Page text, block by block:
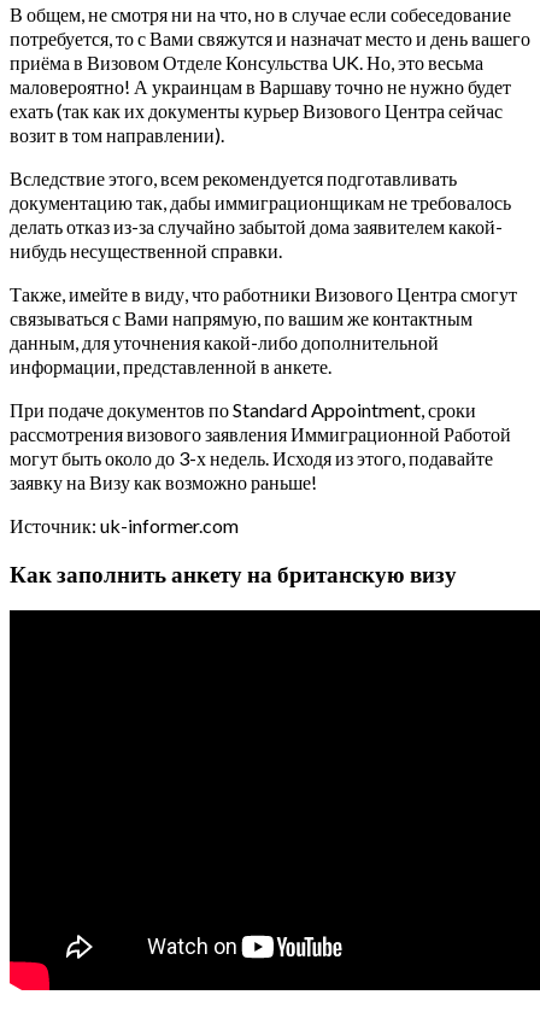
В общем, не смотря ни на что, но в случае если собеседование
потребуется, то с Вами свяжутся и назначат место и день вашего
приёма в Визовом Отделе Консульства UK. Но, это весьма
маловероятно! А украинцам в Варшаву точно не нужно будет
ехать (так как их документы курьер Визового Центра сейчас
возит в том направлении).
Вследствие этого, всем рекомендуется подготавливать
документацию так, дабы иммиграционщикам не требовалось
делать отказ из-за случайно забытой дома заявителем какой-
нибудь несущественной справки.
Также, имейте в виду, что работники Визового Центра смогут
связываться с Вами напрямую, по вашим же контактным
данным, для уточнения какой-либо дополнительной
информации, представленной в анкете.
При подаче документов по Standard Appointment, сроки
рассмотрения визового заявления Иммиграционной Работой
могут быть около до 3-х недель. Исходя из этого, подавайте
заявку на Визу как возможно раньше!
Источник: uk-informer.com
Как заполнить анкету на британскую визу